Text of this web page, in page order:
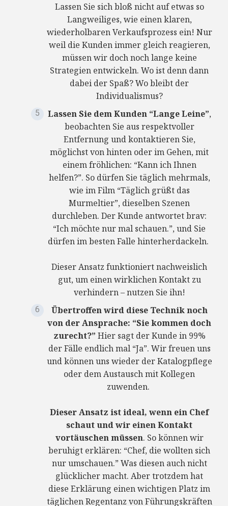
Lassen Sie sich bloß nicht auf etwas so
Langweiliges, wie einen klaren,
wiederholbaren Verkaufsprozess ein! Nur
weil die Kunden immer gleich reagieren,
müssen wir doch noch lange keine
Strategien entwickeln. Wo ist denn dann
dabei der Spaß? Wo bleibt der
Individualismus?
Lassen Sie dem Kunden “Lange Leine”,
beobachten Sie aus respektvoller
Entfernung und kontaktieren Sie,
möglichst von hinten oder im Gehen, mit
einem fröhlichen: “Kann ich Ihnen
helfen?”. So dürfen Sie täglich mehrmals,
wie im Film “Täglich grüßt das
Murmeltier”, dieselben Szenen
durchleben. Der Kunde antwortet brav:
“Ich möchte nur mal schauen.”, und Sie
dürfen im besten Falle hinterherdackeln.
Dieser Ansatz funktioniert nachweislich
gut, um einen wirklichen Kontakt zu
verhindern – nutzen Sie ihn!
Übertroffen wird diese Technik noch
von der Ansprache: “Sie kommen doch
zurecht?” Hier sagt der Kunde in 99%
der Fälle endlich mal “Ja”. Wir freuen uns
und können uns wieder der Katalogpflege
oder dem Austausch mit Kollegen
zuwenden.
Dieser Ansatz ist ideal, wenn ein Chef
schaut und wir einen Kontakt
vortäuschen müssen. So können wir
beruhigt erklären: “Chef, die wollten sich
nur umschauen.” Was diesen auch nicht
glücklicher macht. Aber trotzdem hat
diese Erklärung einen wichtigen Platz im
täglichen Regentanz von Führungskräften